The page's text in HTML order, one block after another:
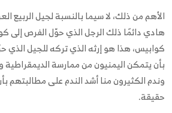
الأهم من ذلك، لا سيما بالنسبة لجيل الربيع
هادي دائمًا ذلك الرجل الذي حوّل الفرص إلى
بأن يتمكن اليمنيون من ممارسة الديمقراطية
وندم الكثيرون منا أشد الندم على مطالبتهم
حقيقة.